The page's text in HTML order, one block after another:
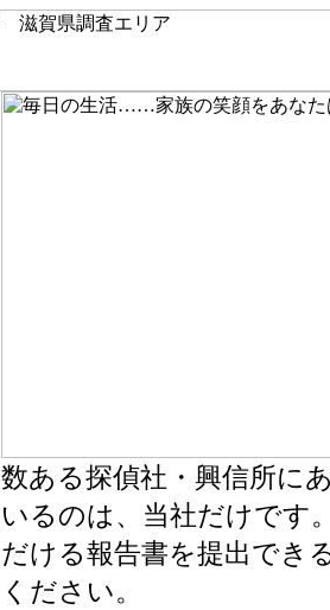
数ある探偵社・興信所に
いるのは、当社だけです
だける報告書を提出でき
ください。